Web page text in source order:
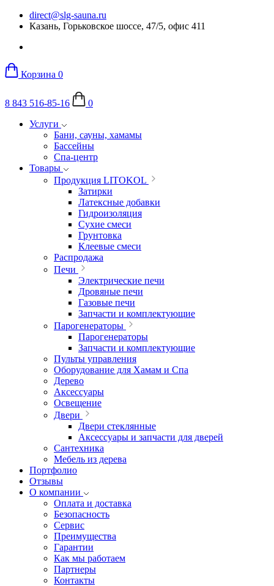
direct@slg-sauna.ru
Казань, Горьковское шоссе, 47/5, офис 411
Корзина 0
8 843 516-85-16
0
Услуги
Бани, сауны, хамамы
Бассейны
Спа-центр
Товары
Продукция LITOKOL
Затирки
Латексные добавки
Гидроизоляция
Сухие смеси
Грунтовка
Клеевые смеси
Распродажа
Печи
Электрические печи
Дровяные печи
Газовые печи
Запчасти и комплектующие
Парогенераторы
Парогенераторы
Запчасти и комплектующие
Пульты управления
Оборудование для Хамам и Спа
Дерево
Аксессуары
Освещение
Двери
Двери стеклянные
Аксессуары и запчасти для дверей
Сантехника
Мебель из дерева
Портфолио
Отзывы
О компании
Оплата и доставка
Безопасность
Сервис
Преимущества
Гарантии
Как мы работаем
Партнеры
Контакты